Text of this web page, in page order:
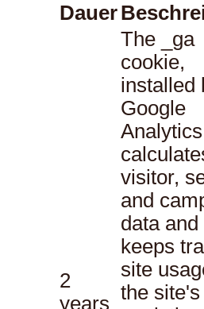
Dauer
2
years
The _ga
cookie,
installed
Google
visitor,
and
data and
keeps
site
the site's